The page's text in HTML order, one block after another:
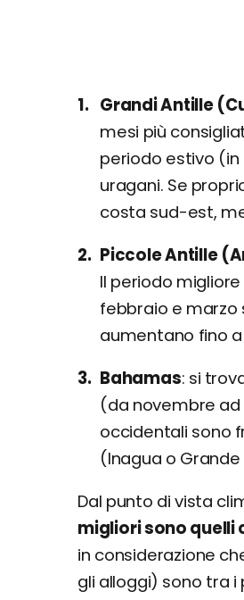
Grandi Antille
mesi più
periodo estivo
uragani. Se
costa sud-est,
Piccole Antille
Il periodo
febbraio e marzo
aumentano fino
Bahamas si
(da novembre
occidentali sono
(Inagua o
Dal punto di vista
migliori sono
in considerazione
gli alloggi) sono tra